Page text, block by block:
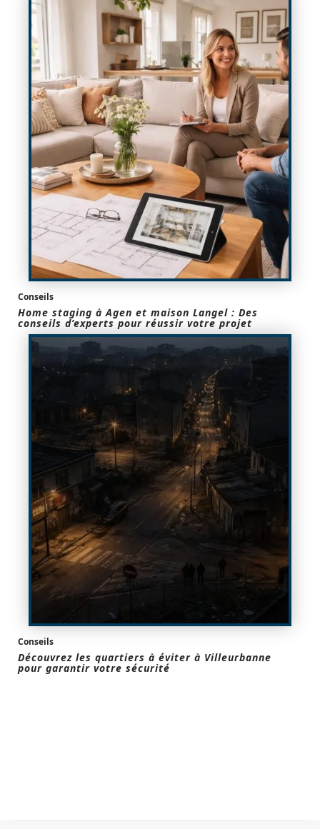
Conseils
Home staging à Agen et maison Langel : Des
conseils d’experts pour réussir votre projet
Conseils
Découvrez les quartiers à éviter à Villeurbanne
pour garantir votre sécurité